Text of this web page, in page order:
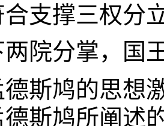
支撑三权分
院分掌，国
斯鸠的思想
斯鸠所阐述